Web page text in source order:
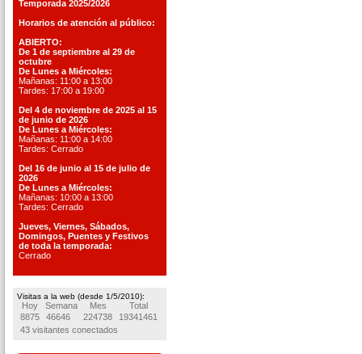
Temporada 2025/2026
Horarios de atención al público:
ABIERTO:
De 1 de septiembre al 29 de
octubre
De Lunes a Miércoles:
Mañanas: 11:00 a 13:00
Tardes: 17:00 a 19:00
Del 4 de noviembre de 2025 al 15
de junio de 2026
De Lunes a Miércoles:
Mañanas: 11:00 a 14:00
Tardes: Cerrado
Del 16 de junio al 15 de julio de
2026
De Lunes a Miércoles:
Mañanas: 10:00 a 13:00
Tardes: Cerrado
Jueves, Viernes, Sábados,
Domingos, Puentes y Festivos
de toda la temporada:
Cerrado
Visitas a la web (desde 1/5/2010):
Hoy Semana Mes
Total
8875
46646 224738
19341461
43 visitantes conectados